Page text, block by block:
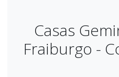
Casas
Fraiburgo -